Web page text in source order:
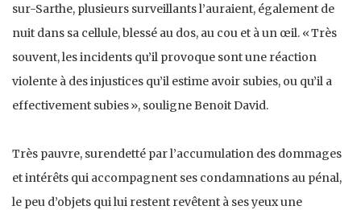
sur-Sarthe, plusieurs surveillants l’auraient, également de
nuit dans sa cellule, blessé au dos, au cou et à un œil. « Très
souvent, les incidents qu’il provoque sont une réaction
violente à des injustices qu’il estime avoir subies, ou qu’il a
effectivement subies », souligne Benoit David.
Très pauvre, surendetté par l’accumulation des dommages
et intérêts qui accompagnent ses condamnations au pénal,
le peu d’objets qui lui restent revêtent à ses yeux une